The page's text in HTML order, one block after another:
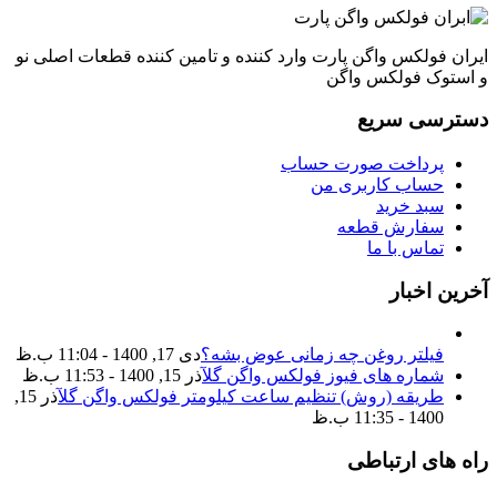
ایران فولکس واگن پارت وارد کننده و تامین کننده قطعات اصلی نو
و استوک فولکس واگن
دسترسی سریع
پرداخت صورت حساب
حساب کاربری من
سبد خرید
سفارش قطعه
تماس با ما
آخرین اخبار
فیلتر روغن چه زمانی عوض بشه؟دی 17, 1400 - 11:04 ب.ظ
شماره های فیوز فولکس واگن گلآذر 15, 1400 - 11:53 ب.ظ
طریقه (روش) تنظیم ساعت کیلومتر فولکس واگن گل
آذر 15,
1400 - 11:35 ب.ظ
راه های ارتباطی